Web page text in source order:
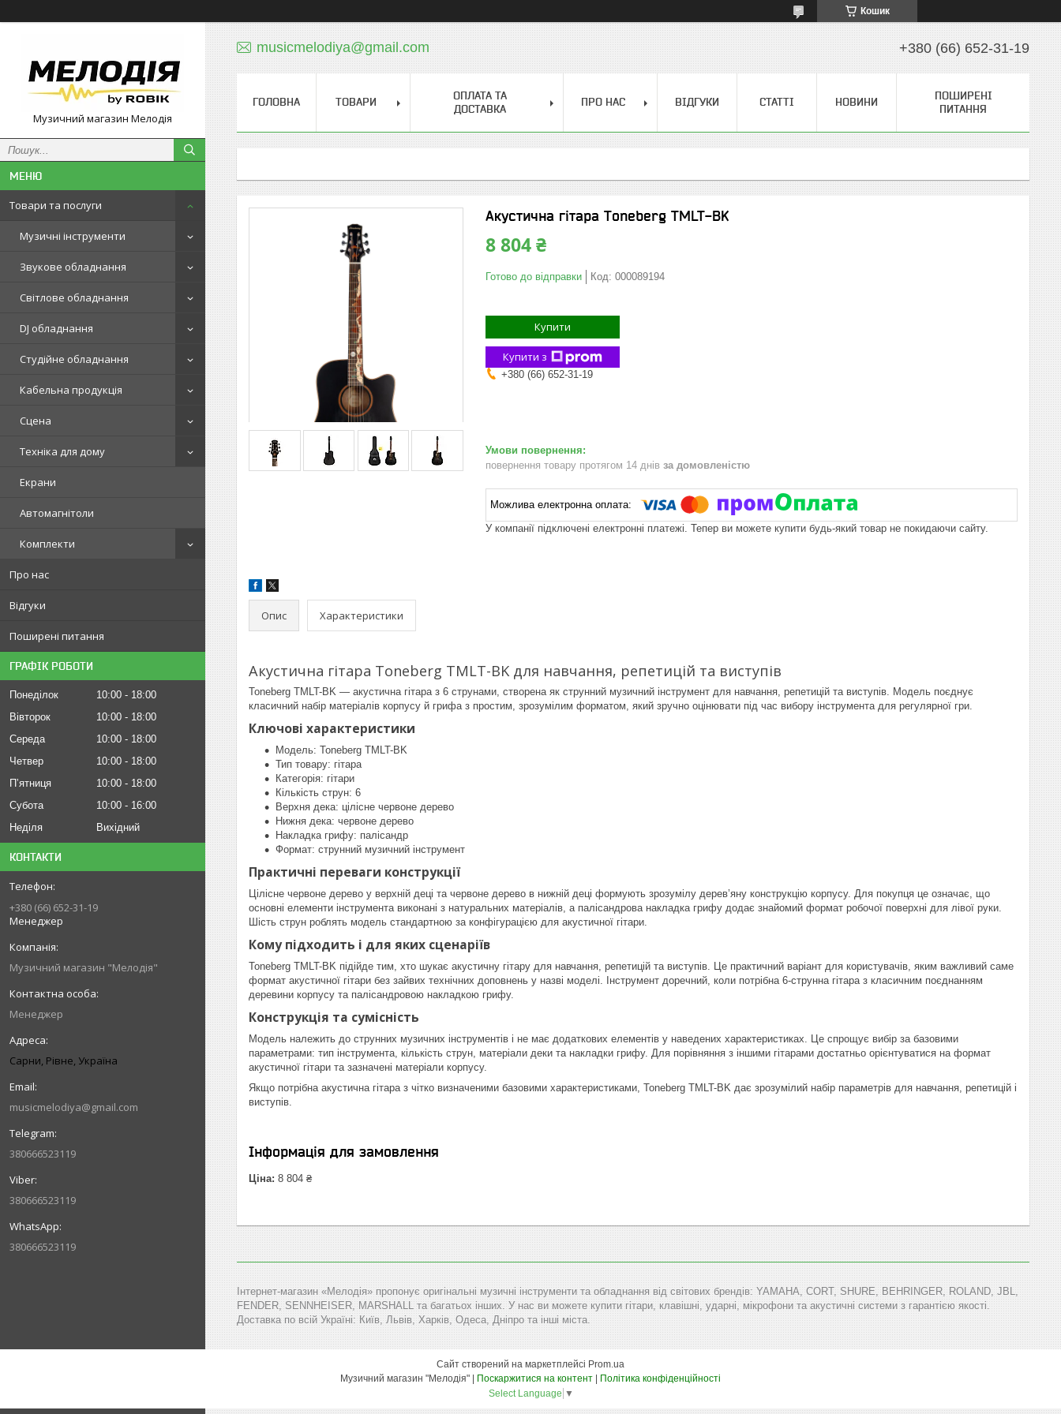
Кошик
Музичний магазин Мелодія
Товари та послуги
Музичні інструменти
Звукове обладнання
Світлове обладнання
DJ обладнання
Студійне обладнання
Кабельна продукція
Сцена
Техніка для дому
Екрани
Автомагнітоли
Комплекти
Про нас
Відгуки
Поширені питання
ГРАФІК РОБОТИ
Понеділок 10:00
18:00
Вівторок
10:00
18:00
Середа
10:00
18:00
Четвер
10:00
18:00
Пʼятниця
10:00
18:00
Субота
10:00
16:00
Неділя
Вихідний
КОНТАКТИ
+380 (66) 652-31-19
Менеджер
Музичний магазин "Мелодія"
Менеджер
Сарни, Рівне, Україна
musicmelodiya@gmail.com
380666523119
380666523119
380666523119
musicmelodiya@gmail.com +380 (66) 652-31-19
ГОЛОВНА ТОВАРИ
ОПЛАТА ТА
ДОСТАВКА
ПРО НАС ВІДГУКИ СТАТТІ НОВИНИ
ПОШИРЕНІ
ПИТАННЯ
Акустична гітара Toneberg TMLT-BK
8 804 ₴
Готово до відправки Код: 000089194
Купити
Купити з
+380 (66) 652-31-19
повернення товару протягом 14 днів за домовленістю
У компанії підключені електронні платежі. Тепер ви можете купити будь-який товар не покидаючи сайту.
Опис Характеристики
Акустична гітара Toneberg TMLT-BK для навчання, репетицій та виступів
Toneberg TMLT-BK — акустична гітара з 6 струнами, створена як струнний музичний інструмент для навчання, репетицій та виступів. Модель поєднує
класичний набір матеріалів корпусу й грифа з простим, зрозумілим форматом, який зручно оцінювати під час вибору інструмента для регулярної гри.
Ключові характеристики
Модель: Toneberg TMLT-BK
Тип товару: гітара
Категорія: гітари
Кількість струн: 6
Верхня дека: цілісне червоне дерево
Нижня дека: червоне дерево
Накладка грифу: палісандр
Формат: струнний музичний інструмент
Практичні переваги конструкції
Цілісне червоне дерево у верхній деці та червоне дерево в нижній деці формують зрозумілу дерев’яну конструкцію корпусу. Для покупця це означає, що
основні елементи інструмента виконані з натуральних матеріалів, а палісандрова накладка грифу додає знайомий формат робочої поверхні для лівої руки.
Шість струн роблять модель стандартною за конфігурацією для акустичної гітари.
Кому підходить і для яких сценаріїв
Toneberg TMLT-BK підійде тим, хто шукає акустичну гітару для навчання, репетицій та виступів. Це практичний варіант для користувачів, яким важливий саме
формат акустичної гітари без зайвих технічних доповнень у назві моделі. Інструмент доречний, коли потрібна 6-струнна гітара з класичним поєднанням
деревини корпусу та палісандровою накладкою грифу.
Конструкція та сумісність
Модель належить до струнних музичних інструментів і не має додаткових елементів у наведених характеристиках. Це спрощує вибір за базовими
параметрами: тип інструмента, кількість струн, матеріали деки та накладки грифу. Для порівняння з іншими гітарами достатньо орієнтуватися на формат
акустичної гітари та зазначені матеріали корпусу.
Якщо потрібна акустична гітара з чітко визначеними базовими характеристиками, Toneberg TMLT-BK дає зрозумілий набір параметрів для навчання, репетицій і
виступів.
Інформація для замовлення
Ціна: 8 804 ₴
Інтернет-магазин «Мелодія» пропонує оригінальні музичні інструменти та обладнання від світових брендів: YAMAHA, CORT, SHURE, BEHRINGER, ROLAND, JBL,
FENDER, SENNHEISER, MARSHALL та багатьох інших. У нас ви можете купити гітари, клавішні, ударні, мікрофони та акустичні системи з гарантією якості.
Доставка по всій Україні: Київ, Львів, Харків, Одеса, Дніпро та інші міста.
Сайт створений на маркетплейсі Prom.ua
Поскаржитися на контент
Політика конфіденційності
Select Language ▼